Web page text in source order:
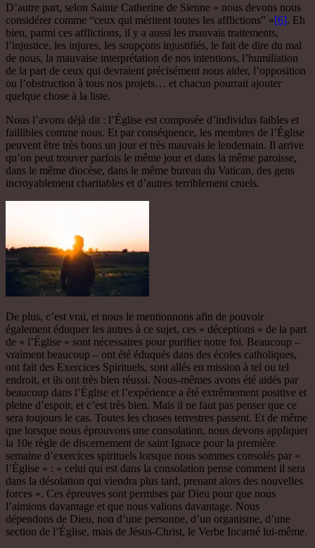
D’autre part, selon Sainte Catherine de Sienne « nous devons nous
considérer comme “ceux qui méritent toutes les afflictions” »[6]. Eh
bien, parmi ces afflictions, il y a aussi les mauvais traitements,
l’injustice, les injures, les soupçons injustifiés, le fait de dire du mal
de nous, la mauvaise interprétation de nos intentions, l’humiliation
de la part de ceux qui devraient précisément nous aider, l’opposition
ou l’obstruction à tous nos projets… et chacun pourrait ajouter
quelque chose à la liste.
Nous l’avons déjà dit : l’Église est composée d’individus faibles et
faillibles comme nous. Et par conséquence, les membres de l’Église
peuvent être très bons un jour et très mauvais le lendemain. Il arrive
qu’on peut trouver parfois le même jour et dans la même paroisse,
dans le même diocèse, dans le même bureau du Vatican, des gens
incroyablement charitables et d’autres terriblement cruels.
De plus, c’est vrai, et nous le mentionnons afin de pouvoir
également éduquer les autres à ce sujet, ces « déceptions » de la part
de « l’Église » sont nécessaires pour purifier notre foi. Beaucoup –
vraiment beaucoup – ont été éduqués dans des écoles catholiques,
ont fait des Exercices Spirituels, sont allés en mission à tel ou tel
endroit, et ils ont très bien réussi. Nous-mêmes avons été aidés par
beaucoup dans l’Église et l’expérience a été extrêmement positive et
pleine d’espoir, et c’est très bien. Mais il ne faut pas penser que ce
sera toujours le cas. Toutes les choses terrestres passent. Et de même
que lorsque nous éprouvons une consolation, nous devons appliquer
la 10e règle de discernement de saint Ignace pour la première
semaine d’exercices spirituels lorsque nous sommes consolés par «
l’Église » : « celui qui est dans la consolation pense comment il sera
dans la désolation qui viendra plus tard, prenant alors des nouvelles
forces ». Ces épreuves sont permises par Dieu pour que nous
l’aimions davantage et que nous valions davantage. Nous
dépendons de Dieu, non d’une personne, d’un organisme, d’une
section de l’Église, mais de Jésus-Christ, le Verbe Incarné lui-même.